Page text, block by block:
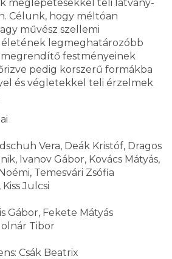
meglepetésekkel teli látvány-
Célunk, hogy méltóan
művész szellemi
életének legmeghatározóbb
festményeinek
pedig korszerű formákba
és végletekkel teli érzelmek
Vera, Deák Kristóf, Dragos
Ivanov Gábor, Kovács Mátyás,
Temesvári Zsófia
Julcsi
Gábor, Fekete Mátyás
Tibor
Csák Beatrix